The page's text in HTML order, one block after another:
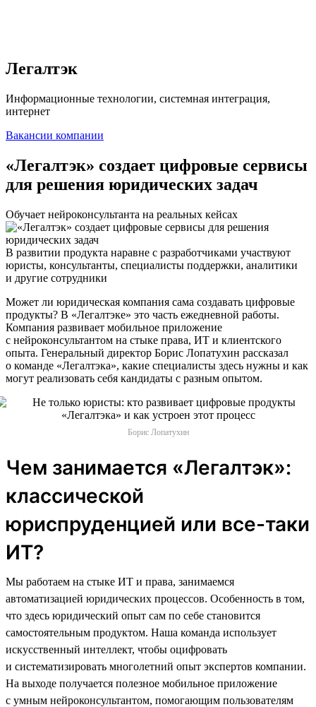
Легалтэк
Информационные технологии, системная интеграция,
интернет
Вакансии компании
«Легалтэк» создает цифровые сервисы
для решения юридических задач
Обучает нейроконсультанта на реальных кейсах
В развитии продукта наравне с разработчиками участвуют
юристы, консультанты, специалисты поддержки, аналитики
и другие сотрудники
Может ли юридическая компания сама создавать цифровые
продукты? В «Легалтэке» это часть ежедневной работы.
Компания развивает мобильное приложение
с нейроконсультантом на стыке права, ИТ и клиентского
опыта. Генеральный директор Борис Лопатухин рассказал
о команде «Легалтэка», какие специалисты здесь нужны и как
могут реализовать себя кандидаты с разным опытом.
Борис Лопатухин
Чем занимается «Легалтэк»:
классической
юриспруденцией или все-таки
ИТ?
Мы работаем на стыке ИТ и права, занимаемся
автоматизацией юридических процессов. Особенность в том,
что здесь юридический опыт сам по себе становится
самостоятельным продуктом. Наша команда использует
искусственный интеллект, чтобы оцифровать
и систематизировать многолетний опыт экспертов компании.
На выходе получается полезное мобильное приложение
с умным нейроконсультантом, помогающим пользователям